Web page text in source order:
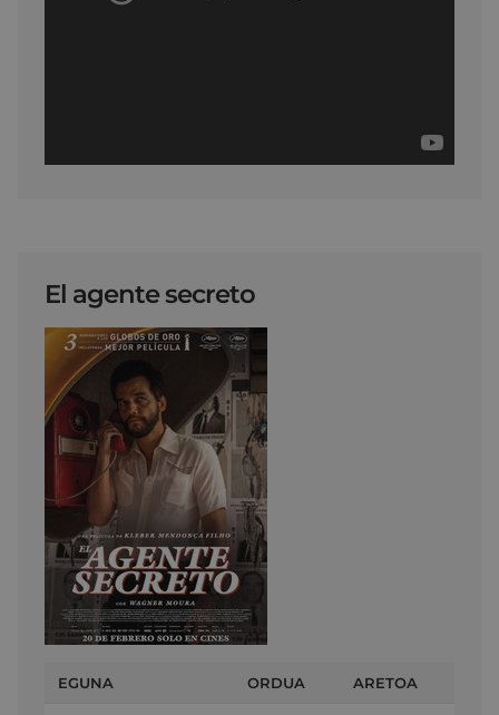
El agente secreto
EGUNA ORDUA ARETOA